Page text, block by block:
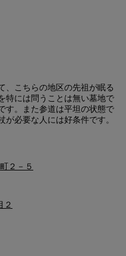
、こちらの地区の先祖が眠る
特には問うことは無い墓地で
す。また参道は平坦の状態で
必要な人には好条件です。
２－５
２